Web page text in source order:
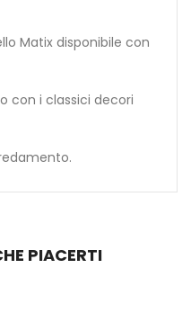
Matix disponibile con
con i classici decori
PIACERTI